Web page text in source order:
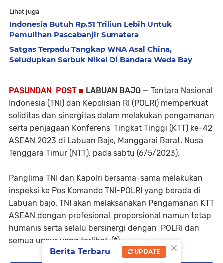
Lihat juga
Indonesia Butuh Rp.51 Triliun Lebih Untuk
Pemulihan Pascabanjir Sumatera
Satgas Terpadu Tangkap WNA Asal China,
Seludupkan Serbuk Nikel Di Bandara Weda Bay
PASUNDAN POST ■ LABUAN BAJO — Tentara Nasional
Indonesia (TNI) dan Kepolisian RI (POLRI) memperkuat
soliditas dan sinergitas dalam melakukan pengamanan
serta penjagaan Konferensi Tingkat Tinggi (KTT) ke-42
ASEAN 2023 di Labuan Bajo, Manggarai Barat, Nusa
Tenggara Timur (NTT), pada sabtu (6/5/2023).
Panglima TNI dan Kapolri bersama-sama melakukan
inspeksi ke Pos Komando TNI-POLRI yang berada di
Labuan bajo. TNI akan melaksanakan Pengamanan KTT
ASEAN dengan profesional, proporsional namun tetap
humanis serta selalu bersinergi dengan POLRI dan
semua unsur yang terlibat. (*)
×
Berita Terbaru UPDATE